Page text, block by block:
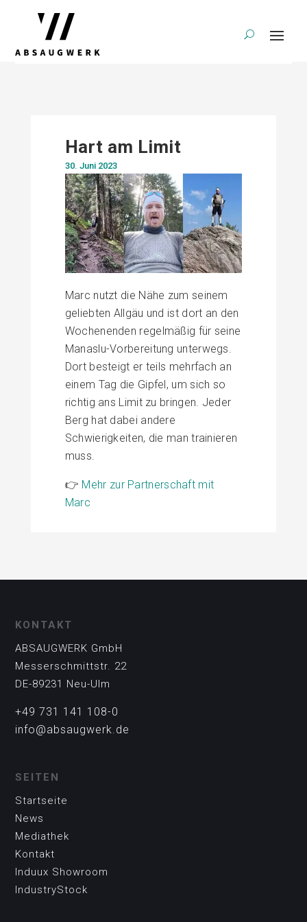
Hart am Limit
30. Juni 2023
Marc nutzt die Nähe zum seinem
geliebten Allgäu und ist dort an den
Wochenenden regelmäßig für seine
Manaslu-Vorbereitung unterwegs.
Dort besteigt er teils mehrfach an
einem Tag die Gipfel, um sich so
richtig ans Limit zu bringen. Jeder
Berg hat dabei andere
Schwierigkeiten, die man trainieren
muss.
👉 Mehr zur Partnerschaft mit
Marc
KONTAKT
ABSAUGWERK GmbH
Messerschmittstr. 22
DE-89231 Neu-Ulm
+49 731 141 108-0
info@absaugwerk.de
SEITEN
Startseite
News
Mediathek
Kontakt
Induux Showroom
IndustryStock